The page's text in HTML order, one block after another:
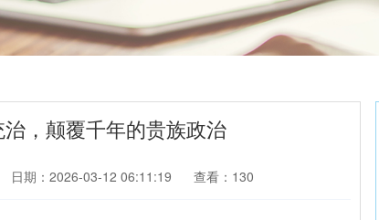
，颠覆千年的贵族政治
日期：2026-03-12 06:11:19 查看：130